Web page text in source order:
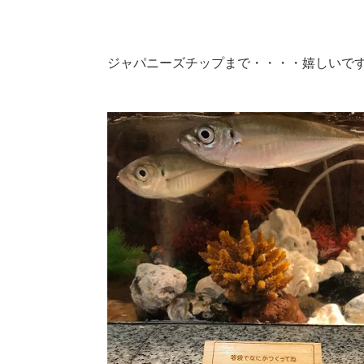
ジャパニーズチップまで・・・・嬉しいで